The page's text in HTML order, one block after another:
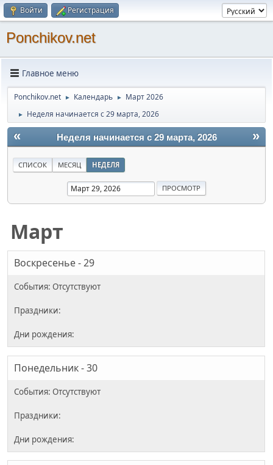
Войти Регистрация
Ponchikov.net
Главное меню
Ponchikov.net ► Календарь ► Март 2026
► Неделя начинается с 29 марта, 2026
« »
Неделя начинается с 29 марта, 2026
СПИСОК МЕСЯЦ НЕДЕЛЯ
Март
Воскресенье - 29
Понедельник - 30